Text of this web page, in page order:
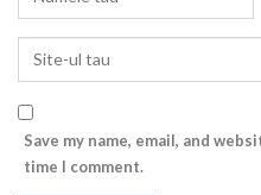
Save my name, email, and
time I comment.